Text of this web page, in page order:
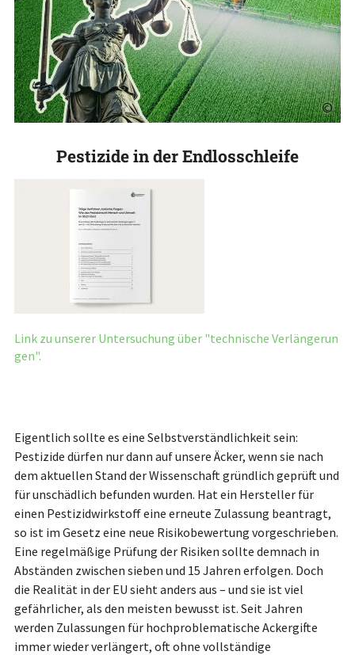
©
Pestizide in der Endlosschleife
Link zu unserer Untersuchung über "technische Verlängerun
gen".
Eigentlich sollte es eine Selbstverständlichkeit sein:
Pestizide dürfen nur dann auf unsere Äcker, wenn sie nach
dem aktuellen Stand der Wissenschaft gründlich geprüft und
für unschädlich befunden wurden. Hat ein Hersteller für
einen Pestizidwirkstoff eine erneute Zulassung beantragt,
so ist im Gesetz eine neue Risikobewertung vorgeschrieben.
Eine regelmäßige Prüfung der Risiken sollte demnach in
Abständen zwischen sieben und 15 Jahren erfolgen. Doch
die Realität in der EU sieht anders aus – und sie ist viel
gefährlicher, als den meisten bewusst ist. Seit Jahren
werden Zulassungen für hochproblematische Ackergifte
immer wieder verlängert, oft ohne vollständige